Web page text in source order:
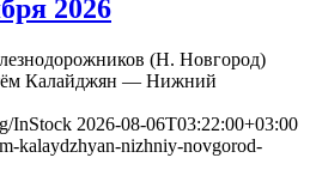
2026
(Н. Новгород)
Калайджян — Нижний
InStock 2026-08-06T03:22:00+03:00
kalaydzhyan-nizhniy-novgorod-